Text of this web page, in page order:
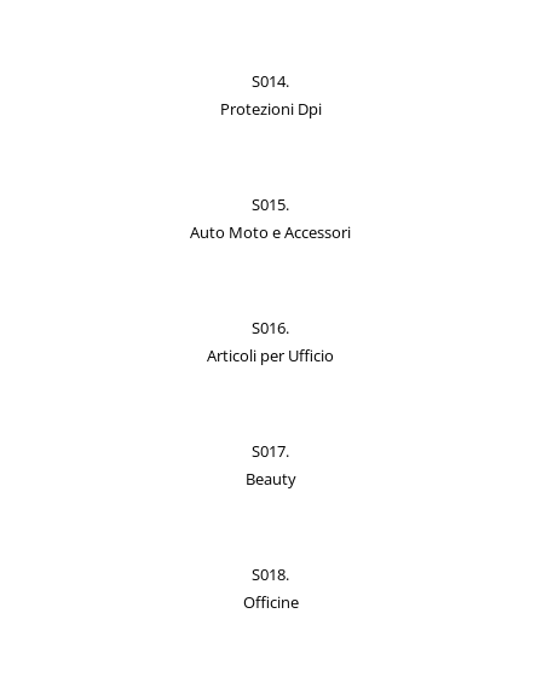
S014.
Protezioni Dpi
S015.
Auto Moto e Accessori
S016.
Articoli per Ufficio
S017.
Beauty
S018.
Officine